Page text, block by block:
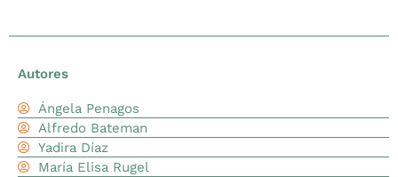
Autores
Ángela Penagos
Alfredo Bateman
Yadira Díaz
María Elisa Rugel